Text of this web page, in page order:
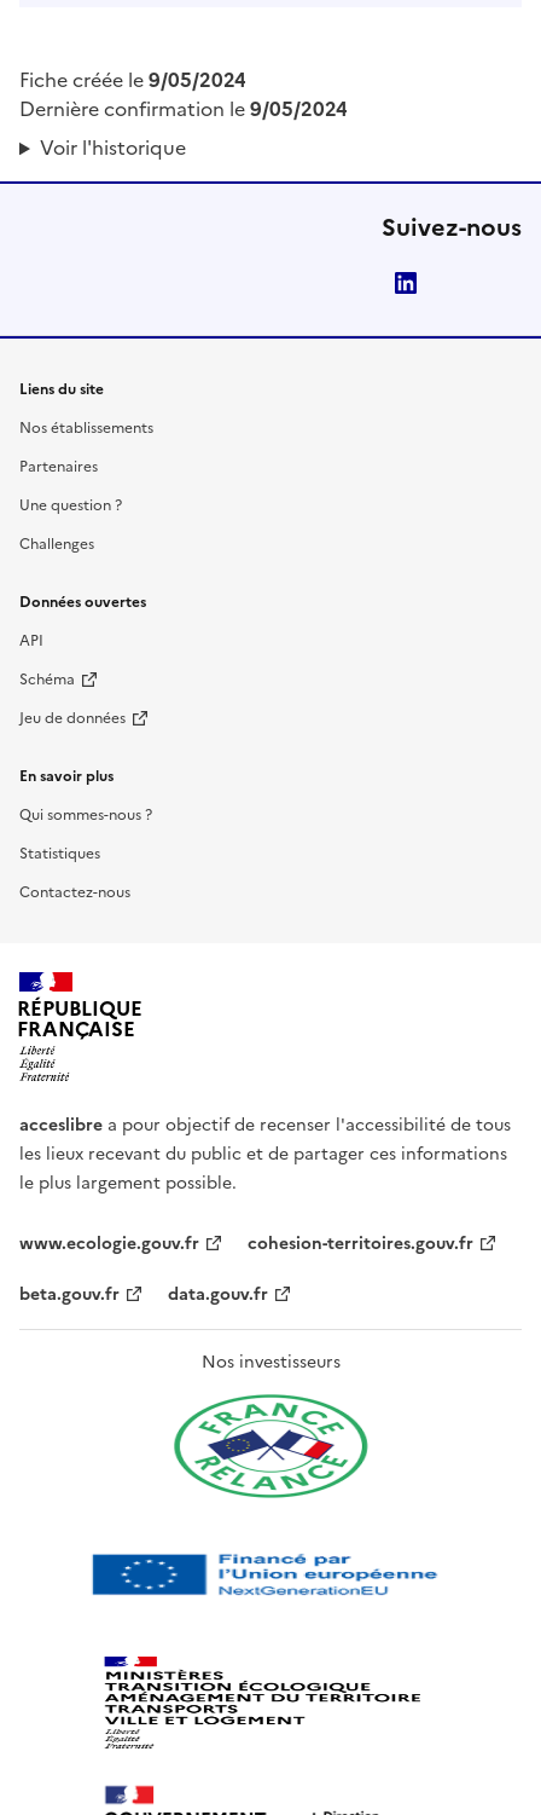
Fiche créée le9/05/2024
Dernière confirmation le9/05/2024
Voir l'historique
Suivez-nous
Liens du site
Nos établissements
Partenaires
Une question ?
Challenges
Données ouvertes
API
Schéma
Jeu de données
En savoir plus
Qui sommes-nous ?
Statistiques
Contactez-nous
RÉPUBLIQUE
FRANÇAISE
acceslibre a pour objectif de recenser l'accessibilité de tous
les lieux recevant du public et de partager ces informations
le plus largement possible.
www.ecologie.gouv.fr
cohesion-territoires.gouv.fr
beta.gouv.fr
data.gouv.fr
Nos investisseurs